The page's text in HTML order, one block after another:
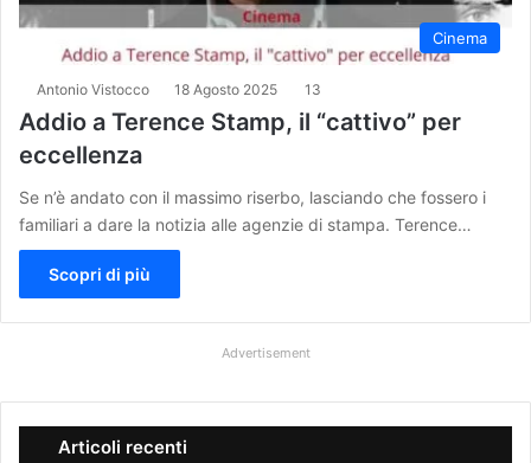
Cinema
Antonio Vistocco 18 Agosto 2025 13
Addio a Terence Stamp, il “cattivo” per
eccellenza
Se n’è andato con il massimo riserbo, lasciando che fossero i
familiari a dare la notizia alle agenzie di stampa. Terence…
Scopri di più
Advertisement
Articoli recenti